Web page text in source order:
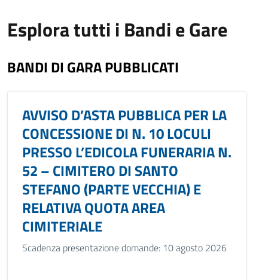
Esplora tutti i Bandi e Gare
BANDI DI GARA PUBBLICATI
AVVISO D’ASTA PUBBLICA PER LA
CONCESSIONE DI N. 10 LOCULI
PRESSO L’EDICOLA FUNERARIA N.
52 – CIMITERO DI SANTO
STEFANO (PARTE VECCHIA) E
RELATIVA QUOTA AREA
CIMITERIALE
Scadenza presentazione domande: 10 agosto 2026